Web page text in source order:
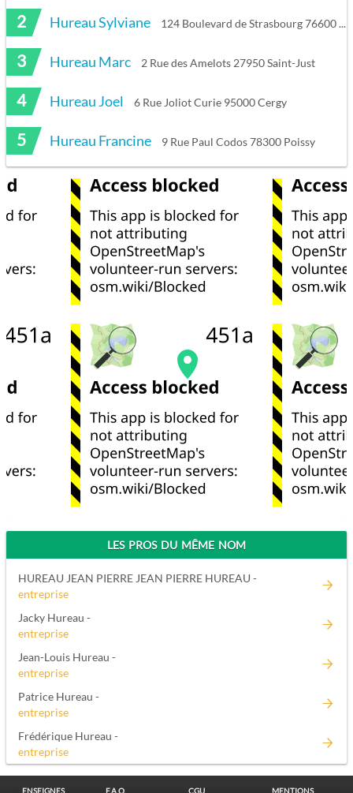
2 Hureau Sylviane 124 Boulevard de Strasbourg 76600 Le Havre
3 Hureau Marc 2 Rue des Amelots 27950 Saint-Just
4 Hureau Joel 6 Rue Joliot Curie 95000 Cergy
5 Hureau Francine 9 Rue Paul Codos 78300 Poissy
LES PROS DU MÊME NOM
HUREAU JEAN PIERRE JEAN PIERRE HUREAU -
entreprise
Jacky Hureau -
entreprise
Jean-Louis Hureau -
entreprise
Patrice Hureau -
entreprise
Frédérique Hureau -
entreprise
ENSEIGNES F.A.Q. CGU MENTIONS